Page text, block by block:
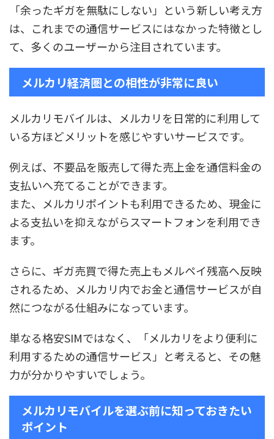
「余ったギガを無駄にしない」という新しい考え方
は、これまでの通信サービスにはなかった特徴とし
て、多くのユーザーから注目されています。
メルカリ経済圏との相性が非常に良い
メルカリモバイルは、メルカリを日常的に利用して
いる方ほどメリットを感じやすいサービスです。
例えば、不要品を販売して得た売上金を通信料金の
支払いへ充てることができます。
また、メルカリポイントも利用できるため、現金に
よる支払いを抑えながらスマートフォンを利用でき
ます。
さらに、ギガ売買で得た売上もメルペイ残高へ反映
されるため、メルカリ内でお金と通信サービスが自
然につながる仕組みになっています。
単なる格安SIMではなく、「メルカリをより便利に
利用するための通信サービス」と考えると、その魅
力が分かりやすいでしょう。
メルカリモバイルを選ぶ前に知っておきたい
ポイント